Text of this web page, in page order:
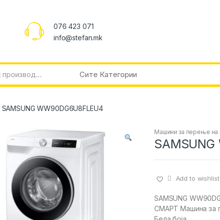
076 423 071
info@stefan.mk
SAMSUNG WW90DG6U8FLEU4
Машини за перење на
Add to wishlist
SAMSUNG
СМАРТ Машина за